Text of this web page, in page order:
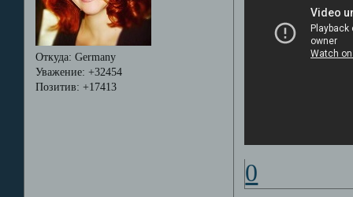
Откуда: Germany
Уважение: +32454
Позитив: +17413
0